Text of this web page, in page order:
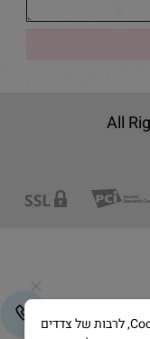
לידיעתך, באתרנו נעשה שימוש בקבצי Cookies, לרבות של צדדים